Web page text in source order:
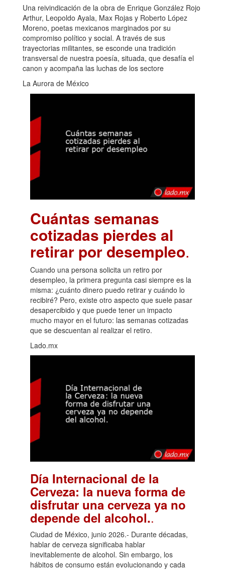
Una reivindicación de la obra de Enrique González Rojo
Arthur, Leopoldo Ayala, Max Rojas y Roberto López
Moreno, poetas mexicanos marginados por su
compromiso político y social. A través de sus
trayectorias militantes, se esconde una tradición
transversal de nuestra poesía, situada, que desafía el
canon y acompaña las luchas de los sectore
La Aurora de México
Cuántas semanas
cotizadas pierdes al
retirar por desempleo.
Cuando una persona solicita un retiro por
desempleo, la primera pregunta casi siempre es la
misma: ¿cuánto dinero puedo retirar y cuándo lo
recibiré? Pero, existe otro aspecto que suele pasar
desapercibido y que puede tener un impacto
mucho mayor en el futuro: las semanas cotizadas
que se descuentan al realizar el retiro.
Lado.mx
Día Internacional de la
Cerveza: la nueva forma de
disfrutar una cerveza ya no
depende del alcohol..
Ciudad de México, junio 2026.- Durante décadas,
hablar de cerveza significaba hablar
inevitablemente de alcohol. Sin embargo, los
hábitos de consumo están evolucionando y cada